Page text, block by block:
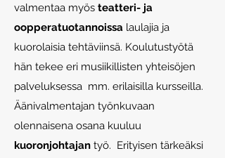
valmentaa myös teatteri- ja
oopperatuotannoissa laulajia ja
kuorolaisia tehtäviinsä. Koulutustyötä
hän tekee eri musiikillisten yhteisöjen
palveluksessa mm. erilaisilla kursseilla.
Äänivalmentajan työnkuvaan
olennaisena osana kuuluu
kuoronjohtajan työ. Erityisen tärkeäksi